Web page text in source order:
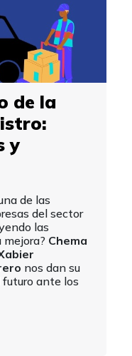
de la
y
de las
del sector
las
Chema
nos dan su
ante los